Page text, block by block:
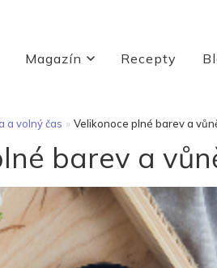
Magazín Recepty
a volný čas » Velikonoce plné barev a
barev a